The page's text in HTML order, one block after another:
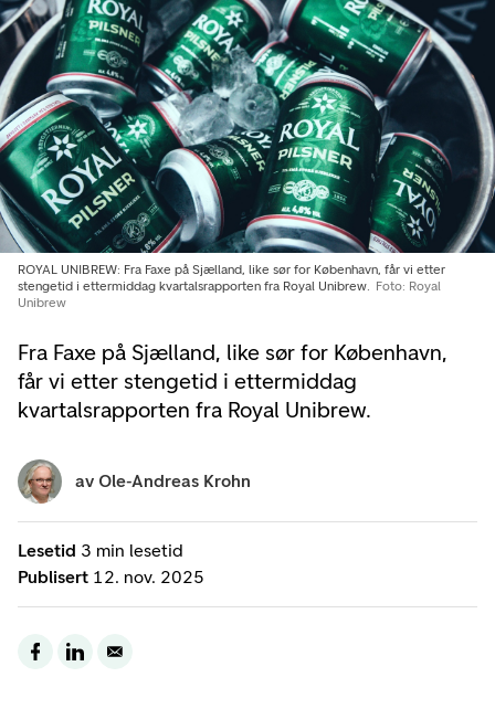
Fra Faxe på Sjælland, like sør for København,
får vi etter stengetid i ettermiddag
kvartalsrapporten fra Royal Unibrew.
ROYAL UNIBREW: Fra Faxe på Sjælland, like sør for København, får vi etter
stengetid i ettermiddag kvartalsrapporten fra Royal Unibrew.
Foto: Royal
Unibrew
Lesetid 3 min lesetid
Publisert 12. nov. 2025
av Ole-Andreas Krohn